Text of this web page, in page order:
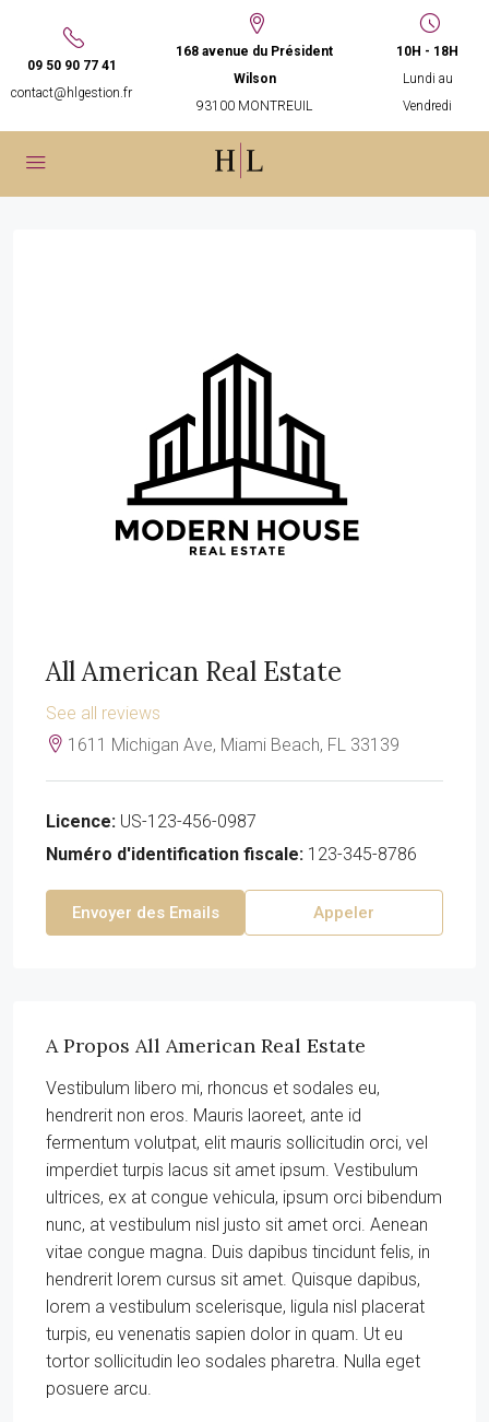
09 50 90 77 41
contact@hlgestion.fr
168 avenue du Président
Wilson
93100 MONTREUIL
10H - 18H
Lundi au
Vendredi
All American Real Estate
See all reviews
1611 Michigan Ave, Miami Beach, FL 33139
Licence: US-123-456-0987
Numéro d'identification fiscale: 123-345-8786
Envoyer des Emails Appeler
A Propos All American Real Estate
Vestibulum libero mi, rhoncus et sodales eu,
hendrerit non eros. Mauris laoreet, ante id
fermentum volutpat, elit mauris sollicitudin orci, vel
imperdiet turpis lacus sit amet ipsum. Vestibulum
ultrices, ex at congue vehicula, ipsum orci bibendum
nunc, at vestibulum nisl justo sit amet orci. Aenean
vitae congue magna. Duis dapibus tincidunt felis, in
hendrerit lorem cursus sit amet. Quisque dapibus,
lorem a vestibulum scelerisque, ligula nisl placerat
turpis, eu venenatis sapien dolor in quam. Ut eu
tortor sollicitudin leo sodales pharetra. Nulla eget
posuere arcu.